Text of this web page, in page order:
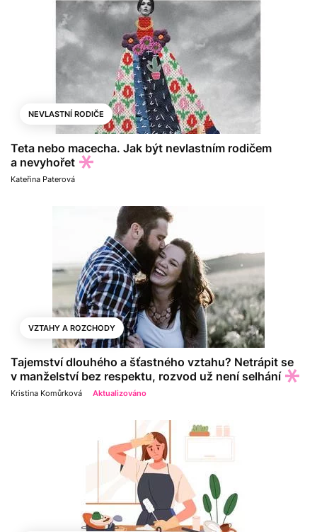
NEVLASTNÍ RODIČE
Teta nebo macecha. Jak být nevlastním rodičem
a nevyhořet
Kateřina Paterová
VZTAHY A ROZCHODY
Tajemství dlouhého a šťastného vztahu? Netrápit se
v manželství bez respektu, rozvod už není selhání
Kristina Komůrková Aktualizováno